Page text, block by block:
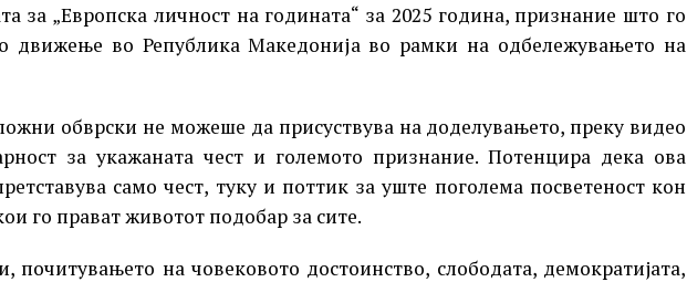
за „Европска личност на годината“ за 2025 година, признание што го
движење во Република Македонија во рамки на одбележувањето на
обврски не можеше да присуствува на доделувањето, преку видео
за укажаната чест и големото признание. Потенцира дека ова
само чест, туку и поттик за уште поголема посветеност кон
го прават животот подобар за сите.
почитувањето на човековото достоинство, слободата, демократијата,